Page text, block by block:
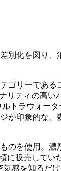
別化を図り、
ゴリーである
リティの高い
トラウォー
が印象的な、
のを使用。濃
に販売してい
感を知るだけ